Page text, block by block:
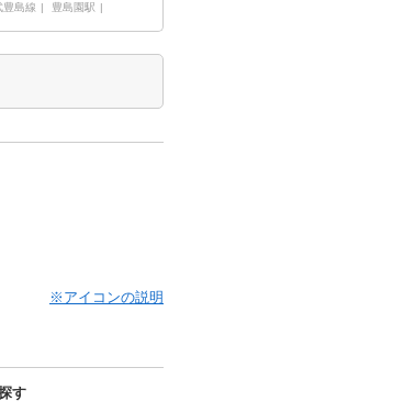
豊島線
豊島園駅
※アイコンの説明
す